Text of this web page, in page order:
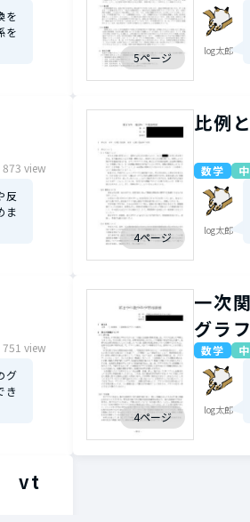
を
を
5ページ log太郎
873 view
反
ま
4ページ
比例
数学
log太郎
751 view
グ
き
4ページ
一次
グラ
数学
log太郎
vt